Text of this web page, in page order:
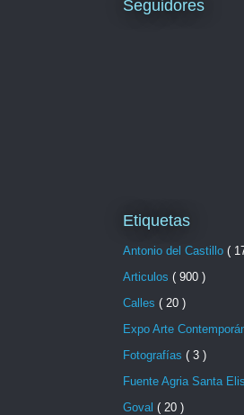
Seguidores
Etiquetas
Antonio del Castillo (
Articulos ( 900 )
Calles ( 20 )
Expo Arte
Fotografías ( 3 )
Fuente Agria Santa
Goval ( 20 )